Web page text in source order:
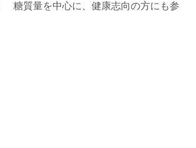
糖質量を中心に、健康志向の方にも参